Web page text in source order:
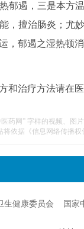
郁遏，三是本方
，擅治肠炎；尤
，郁遏之湿热顿
和治疗方法请在
药网” 字样的视频、图
依据《信息网络传播权
生健康委员会 国家